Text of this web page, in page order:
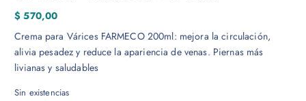
$ 570,00
Crema para Várices FARMECO 200ml: mejora la circulación,
alivia pesadez y reduce la apariencia de venas. Piernas más
livianas y saludables
Sin existencias